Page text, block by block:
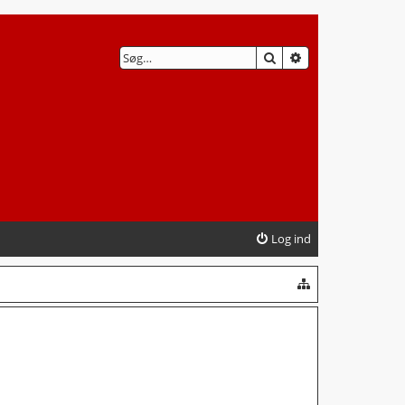
SØG
Log ind